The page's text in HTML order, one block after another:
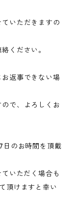
いただきますの
ください。
返事できない場
で、よろしくお
日のお時間を頂戴
いただく場合も
頂けますと幸い